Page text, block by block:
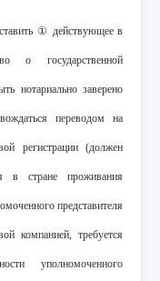
① действующее в
о государственной
нотариально заверено
переводом на
регистрации (должен
в стране проживания
представителя
компанией, требуется
уполномоченного